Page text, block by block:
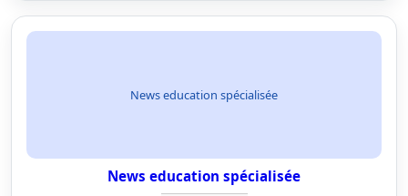
News education spécialisée
News education spécialisée